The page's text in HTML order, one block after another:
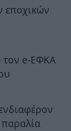
εποχικών
e-ΕΦΚΑ